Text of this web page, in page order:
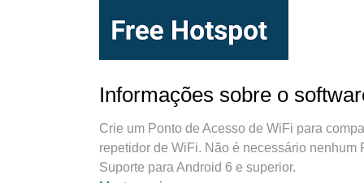
Informações sobre o
Crie um Ponto de Acesso de WiFi para
repetidor de WiFi. Não é necessário
Suporte para Android 6 e superior.